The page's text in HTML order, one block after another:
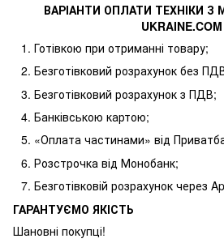
ВАРІАНТИ ОПЛАТИ ТЕХНІКИ З
UKRAINE.COM
Готівкою при отриманні товару;
Безготівковий розрахунок без
Безготівковий розрахунок з ПДВ;
Банківською картою;
«Оплата частинами» від
Розстрочка від Монобанк;
Безготівковій розрахунок через
ГАРАНТУЄМО ЯКІСТЬ
Шановні покупці!